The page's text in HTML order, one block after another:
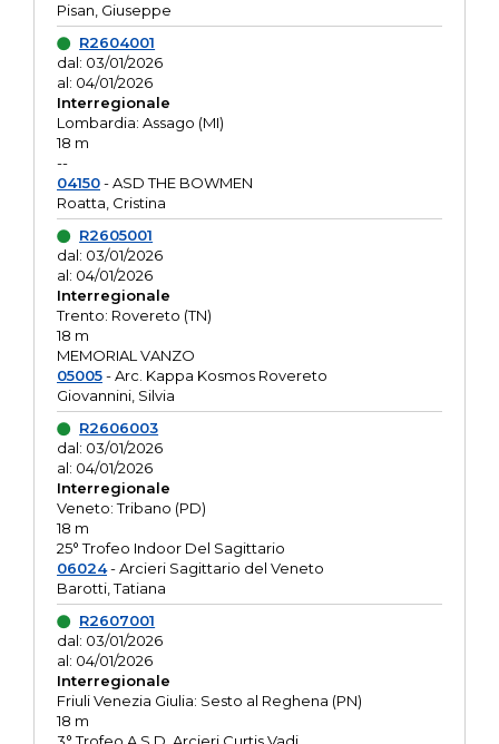
Pisan, Giuseppe
R2604001
dal: 03/01/2026
al: 04/01/2026
Interregionale
Lombardia: Assago (MI)
18 m
--
04150- ASD THE BOWMEN
Roatta, Cristina
R2605001
dal: 03/01/2026
al: 04/01/2026
Interregionale
Trento: Rovereto (TN)
18 m
MEMORIAL VANZO
05005- Arc. Kappa Kosmos Rovereto
Giovannini, Silvia
R2606003
dal: 03/01/2026
al: 04/01/2026
Interregionale
Veneto: Tribano (PD)
18 m
25° Trofeo Indoor Del Sagittario
06024- Arcieri Sagittario del Veneto
Barotti, Tatiana
R2607001
dal: 03/01/2026
al: 04/01/2026
Interregionale
Friuli Venezia Giulia: Sesto al Reghena (PN)
18 m